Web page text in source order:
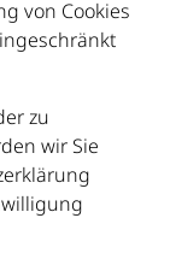
von Cookies
zu
wir Sie